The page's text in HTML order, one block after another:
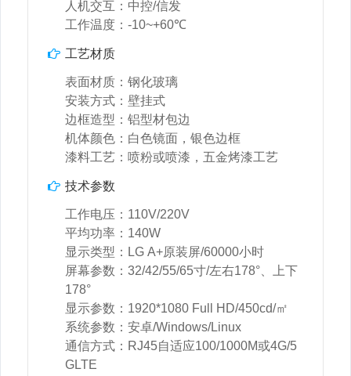
人机交互：中控/信发
工作温度：-10~+60℃
工艺材质
表面材质：钢化玻璃
安装方式：壁挂式
边框造型：铝型材包边
机体颜色：白色镜面，银色边框
漆料工艺：喷粉或喷漆，五金烤漆工艺
技术参数
工作电压：110V/220V
平均功率：140W
显示类型：LG A+原装屏/60000小时
屏幕参数：32/42/55/65寸/左右178°、上下
178°
显示参数：1920*1080 Full HD/450cd/㎡
系统参数：安卓/Windows/Linux
通信方式：RJ45自适应100/1000M或4G/5
GLTE